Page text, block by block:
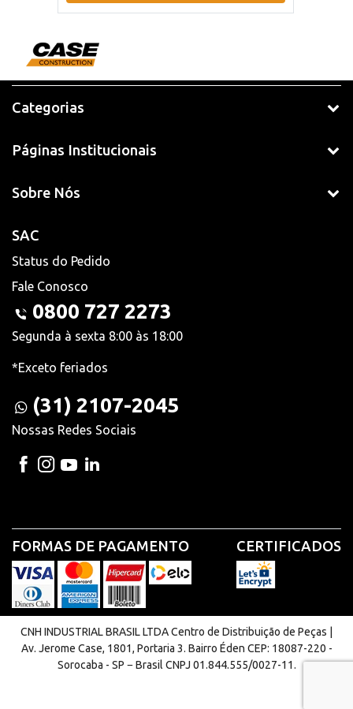
Categorias
Páginas Institucionais
Sobre Nós
SAC
Status do Pedido
Fale Conosco
0800 727 2273
Segunda à sexta 8:00 às 18:00
*Exceto feriados
(31) 2107-2045
Nossas Redes Sociais
FORMAS DE PAGAMENTO CERTIFICADOS
CNH INDUSTRIAL BRASIL LTDA Centro de Distribuição de Peças |
Av. Jerome Case, 1801, Portaria 3. Bairro Éden CEP: 18087-220 -
Sorocaba - SP − Brasil CNPJ 01.844.555/0027-11.